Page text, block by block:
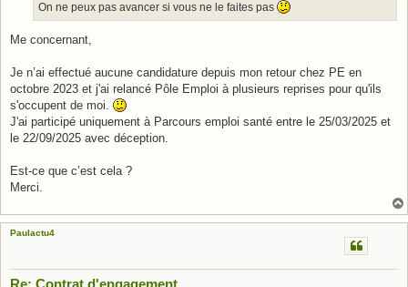
On ne peux pas avancer si vous ne le faites pas
Me concernant,
Je n’ai effectué aucune candidature depuis mon retour chez PE en
octobre 2023 et j'ai relancé Pôle Emploi à plusieurs reprises pour qu'ils
s'occupent de moi.
J'ai participé uniquement à Parcours emploi santé entre le 25/03/2025 et
le 22/09/2025 avec déception.
Est-ce que c’est cela ?
Merci.
Paulactu4